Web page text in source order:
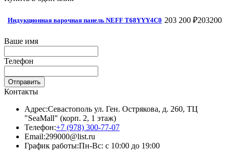
Индукционная варочная панель NEFF T68YYY4C0 203 200 ₽203200
Ваше имя
Телефон
Отправить
Контакты
Адрес:Севастополь ул. Ген. Острякова, д. 260, ТЦ
"SeaMall" (корп. 2, 1 этаж)
Телефон:+7 (978) 300-77-07
Email:299000@list.ru
График работы:Пн-Вс: с 10:00 до 19:00